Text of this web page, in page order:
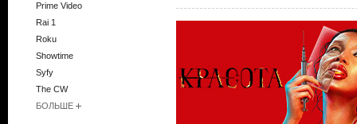
Prime Video
Rai 1
Roku
Showtime
Syfy
The CW
БОЛЬШЕ